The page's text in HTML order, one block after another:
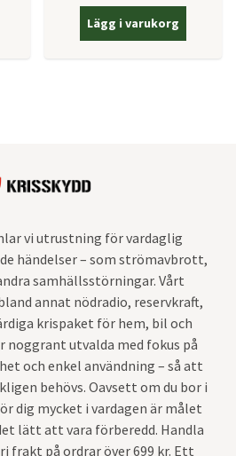
Lägg i varukorg
vi utrustning för vardaglig
händelser – som strömavbrott,
samhällsstörningar. Vårt
annat nödradio, reservkraft,
krispaket för hem, bil och
noggrant utvalda med fokus på
och enkel användning – så att
behövs. Oavsett om du bor i
dig mycket i vardagen är målet
lätt att vara förberedd. Handla
frakt på ordrar över 699 kr. Ett